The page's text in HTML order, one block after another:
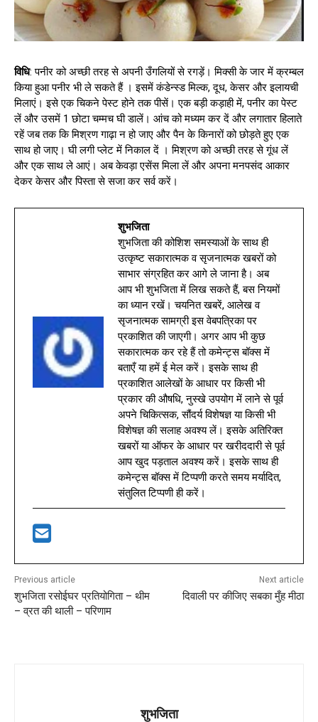
विधि: पनीर को अच्छी तरह से अपनी उँगलियों से रगड़ें। मिक्सी के जार में क्रम्बल
किया हुआ पनीर भी ले सकते हैं । इसमें कंडेन्स्ड मिल्क, दूध, केसर और इलायची
मिलाएं। इसे एक चिकने पेस्ट होने तक पीसें। एक बड़ी कड़ाही में, पनीर का पेस्ट
लें और उसमें 1 छोटा चम्मच घी डालें। आंच को मध्यम कर दें और लगातार हिलाते
रहें जब तक कि मिश्रण गाढ़ा न हो जाए और पैन के किनारों को छोड़ते हुए एक
साथ हो जाए। घी लगी प्लेट में निकाल दें । मिश्रण को अच्छी तरह से गूंध लें
और एक साथ ले आएं। अब केवड़ा एसेंस मिला लें और अपना मनपसंद आकार
देकर केसर और पिस्ता से सजा कर सर्व करें।
शुभजिता
शुभजिता की कोशिश समस्याओं के साथ ही
उत्कृष्ट सकारात्मक व सृजनात्मक खबरों को
साभार संग्रहित कर आगे ले जाना है। अब
आप भी शुभजिता में लिख सकते हैं, बस नियमों
का ध्यान रखें। चयनित खबरें, आलेख व
सृजनात्मक सामग्री इस वेबपत्रिका पर
प्रकाशित की जाएगी। अगर आप भी कुछ
सकारात्मक कर रहे हैं तो कमेन्ट्स बॉक्स में
बताएँ या हमें ई मेल करें। इसके साथ ही
प्रकाशित आलेखों के आधार पर किसी भी
प्रकार की औषधि, नुस्खे उपयोग में लाने से पूर्व
अपने चिकित्सक, सौंदर्य विशेषज्ञ या किसी भी
विशेषज्ञ की सलाह अवश्य लें। इसके अतिरिक्त
खबरों या ऑफर के आधार पर खरीददारी से पूर्व
आप खुद पड़ताल अवश्य करें। इसके साथ ही
कमेन्ट्स बॉक्स में टिप्पणी करते समय मर्यादित,
संतुलित टिप्पणी ही करें।
Previous article
शुभजिता रसोईघर प्रतियोगिता – थीम
– व्रत की थाली – परिणाम
Next article
दिवाली पर कीजिए सबका मुँह मीठा
शुभजिता